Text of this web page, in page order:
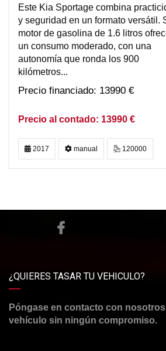
Este Kia Sportage combina
y seguridad en un formato versátil.
motor de gasolina de 1.6 litros
un consumo moderado, con una
autonomía que ronda los 900
kilómetros...
13990 €
13990 €
2017 manual 120000
¿QUIERES TASAR TU VEHICULO?
Póngase en contacto con
vehículo sin ningún compromiso.